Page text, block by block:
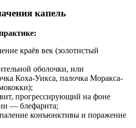
капель
краёв век (золотистый
оболочки, или
Коха-Уикса, палочка Моракса-
прогрессирующий на фоне
— блефарита;
конъюнктивы и поражение